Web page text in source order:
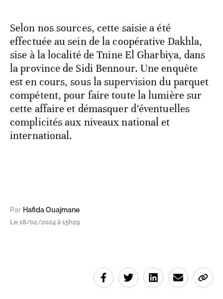
Selon nos sources, cette saisie a été
effectuée au sein de la coopérative Dakhla,
sise à la localité de Tnine El Gharbiya, dans
la province de Sidi Bennour. Une enquête
est en cours, sous la supervision du parquet
compétent, pour faire toute la lumière sur
cette affaire et démasquer d’éventuelles
complicités aux niveaux national et
international.
Par Hafida Ouajmane
Le 18/02/2024 à 15h29